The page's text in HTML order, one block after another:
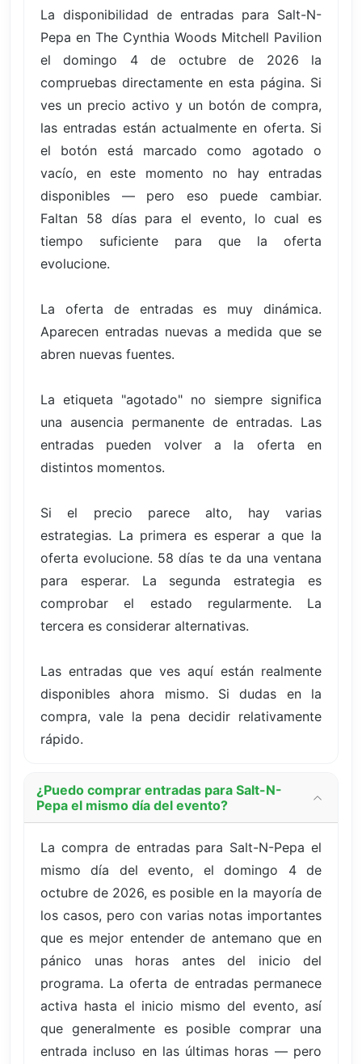
La disponibilidad de entradas para Salt-N-
Pepa en The Cynthia Woods Mitchell Pavilion
el domingo 4 de octubre de 2026 la
compruebas directamente en esta página. Si
ves un precio activo y un botón de compra,
las entradas están actualmente en oferta. Si
el botón está marcado como agotado o
vacío, en este momento no hay entradas
disponibles — pero eso puede cambiar.
Faltan 58 días para el evento, lo cual es
tiempo suficiente para que la oferta
evolucione.
La oferta de entradas es muy dinámica.
Aparecen entradas nuevas a medida que se
abren nuevas fuentes.
La etiqueta "agotado" no siempre significa
una ausencia permanente de entradas. Las
entradas pueden volver a la oferta en
distintos momentos.
Si el precio parece alto, hay varias
estrategias. La primera es esperar a que la
oferta evolucione. 58 días te da una ventana
para esperar. La segunda estrategia es
comprobar el estado regularmente. La
tercera es considerar alternativas.
Las entradas que ves aquí están realmente
disponibles ahora mismo. Si dudas en la
compra, vale la pena decidir relativamente
rápido.
¿Puedo comprar entradas para Salt-N-
Pepa el mismo día del evento?
La compra de entradas para Salt-N-Pepa el
mismo día del evento, el domingo 4 de
octubre de 2026, es posible en la mayoría de
los casos, pero con varias notas importantes
que es mejor entender de antemano que en
pánico unas horas antes del inicio del
programa. La oferta de entradas permanece
activa hasta el inicio mismo del evento, así
que generalmente es posible comprar una
entrada incluso en las últimas horas — pero